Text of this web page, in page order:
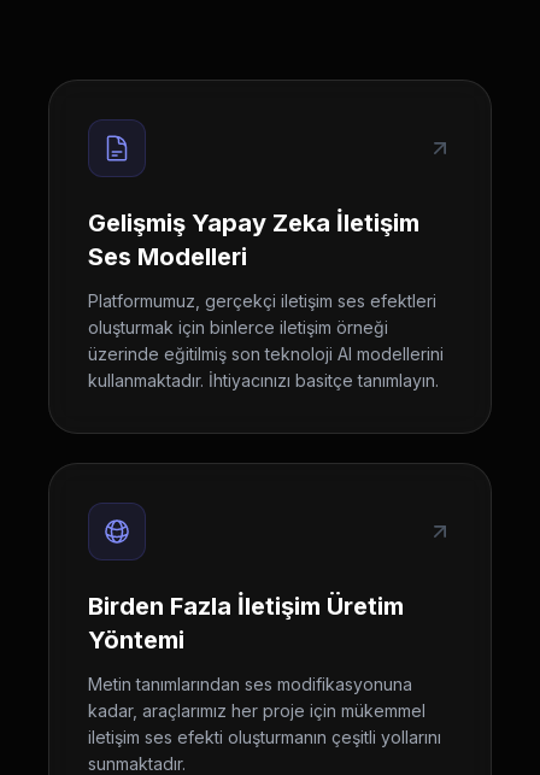
Gelişmiş Yapay Zeka İletişim
Ses Modelleri
Platformumuz, gerçekçi iletişim ses efektleri
oluşturmak için binlerce iletişim örneği
üzerinde eğitilmiş son teknoloji AI modellerini
kullanmaktadır. İhtiyacınızı basitçe tanımlayın.
Birden Fazla İletişim Üretim
Yöntemi
Metin tanımlarından ses modifikasyonuna
kadar, araçlarımız her proje için mükemmel
iletişim ses efekti oluşturmanın çeşitli yollarını
sunmaktadır.